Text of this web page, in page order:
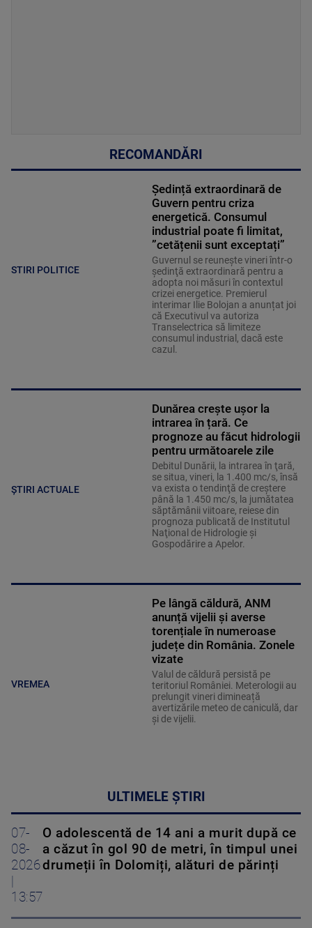
RECOMANDĂRI
STIRI POLITICE
Ședință extraordinară de
Guvern pentru criza
energetică. Consumul
industrial poate fi limitat,
”cetățenii sunt exceptați”
Guvernul se reuneşte vineri într-o
şedinţă extraordinară pentru a
adopta noi măsuri în contextul
crizei energetice. Premierul
interimar Ilie Bolojan a anunțat joi
că Executivul va autoriza
Transelectrica să limiteze
consumul industrial, dacă este
cazul.
ȘTIRI ACTUALE
Dunărea crește ușor la
intrarea în țară. Ce
prognoze au făcut hidrologii
pentru următoarele zile
Debitul Dunării, la intrarea în ţară,
se situa, vineri, la 1.400 mc/s, însă
va exista o tendinţă de creştere
până la 1.450 mc/s, la jumătatea
săptămânii viitoare, reiese din
prognoza publicată de Institutul
Naţional de Hidrologie şi
Gospodărire a Apelor.
VREMEA
Pe lângă căldură, ANM
anunță vijelii și averse
torențiale în numeroase
județe din România. Zonele
vizate
Valul de căldură persistă pe
teritoriul României. Meterologii au
prelungit vineri dimineață
avertizările meteo de caniculă, dar
și de vijelii.
ULTIMELE ȘTIRI
07-
08-
2026
13:57
O adolescentă de 14 ani a murit după ce
a căzut în gol 90 de metri, în timpul unei
drumeții în Dolomiți, alături de părinți